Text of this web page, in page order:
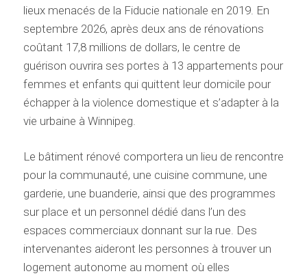
lieux menacés de la Fiducie nationale en 2019. En
septembre 2026, après deux ans de rénovations
coûtant 17,8 millions de dollars, le centre de
guérison ouvrira ses portes à 13 appartements pour
femmes et enfants qui quittent leur domicile pour
échapper à la violence domestique et s’adapter à la
vie urbaine à Winnipeg.
Le bâtiment rénové comportera un lieu de rencontre
pour la communauté, une cuisine commune, une
garderie, une buanderie, ainsi que des programmes
sur place et un personnel dédié dans l’un des
espaces commerciaux donnant sur la rue. Des
intervenantes aideront les personnes à trouver un
logement autonome au moment où elles